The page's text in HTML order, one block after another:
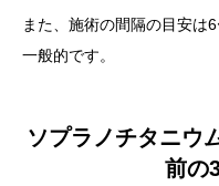
また、施術の間隔の目安は
一般的です。
ソプラノチタニウ
前の